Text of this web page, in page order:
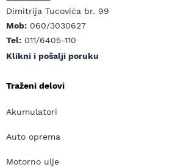
Dimitrija Tucovića br. 99
Mob: 060/3030627
Tel: 011/6405-110
Klikni i pošalji poruku
Traženi delovi
Akumulatori
Auto oprema
Motorno ulje